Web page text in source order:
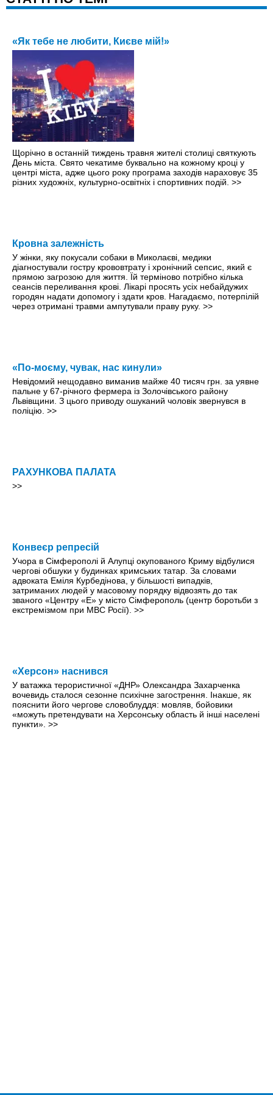
«Як тебе не любити, Києве мій!»
Щорічно в останній тиждень травня жителі столиці святкують
День міста. Свято чекатиме буквально на кожному кроці y
центрі міста, адже цього року програма заходів нараховує 35
різних художніх, культурно-освітніх і спортивних подій. >>
Кровна залежність
У жінки, яку покусали собаки в Миколаєві, медики
діагностували гостру крововтрату і хронічний сепсис, який є
прямою загрозою для життя. Їй терміново потрібно кілька
сеансів переливання крові. Лікарі просять усіх небайдужих
городян надати допомогу і здати кров. Нагадаємо, потерпілій
через отримані травми ампутували праву руку. >>
«По-моєму, чувак, нас кинули»
Невідомий нещодавно виманив майже 40 тисяч грн. за уявне
пальне у 67-річного фермера із Золочівського району
Львівщини. З цього приводу ошуканий чоловік звернувся в
поліцію. >>
РАХУНКОВА ПАЛАТА
>>
Конвеєр репресій
Учора в Сімферополі й Алупці окупованого Криму відбулися
чергові обшуки у будинках кримських татар. За словами
адвоката Еміля Курбедінова, у більшості випадків,
затриманих людей у масовому порядку відвозять до так
званого «Центру «Е» у місто Сімферополь (центр боротьби з
екстремізмом при МВС Росії). >>
«Херсон» наснився
У ватажка терористичної «ДНР» Олександра Захарченка
вочевидь сталося сезонне психічне загострення. Інакше, як
пояснити його чергове словоблуддя: мовляв, бойовики
«можуть претендувати на Херсонську область й інші населені
пункти». >>